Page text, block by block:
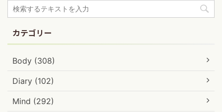
カテゴリー
Body (308)
Diary (102)
Mind (292)